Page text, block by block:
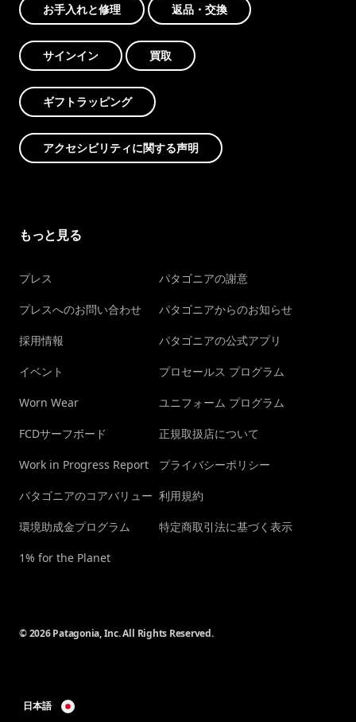
お手入れと修理 返品・交換
サインイン 買取
ギフトラッピング
アクセシビリティに関する声明
もっと見る
プレス
プレスへのお問い合わせ
採用情報
イベント
Worn Wear
FCDサーフボード
Work in Progress Report
パタゴニアのコアバリュー
環境助成金プログラム
1% for the Planet
パタゴニアの謝意
パタゴニアからのお知らせ
パタゴニアの公式アプリ
プロセールス プログラム
ユニフォーム プログラム
正規取扱店について
プライバシーポリシー
利用規約
特定商取引法に基づく表示
© 2026 Patagonia, Inc. All Rights Reserved.
日本語